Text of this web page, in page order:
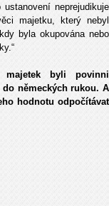
neprejudikuje
majetku, který nebyl
byla okupována nebo
majetek byli povinni
německých rukou. A
hodnotu odpočítávat